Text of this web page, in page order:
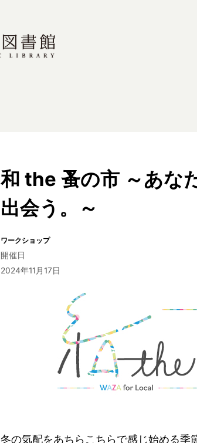
和 the 蚤の市 ～あな
出会う。～
ワークショップ
開催日
2024年11月17日
冬の気配をあちらこちらで感じ始める季